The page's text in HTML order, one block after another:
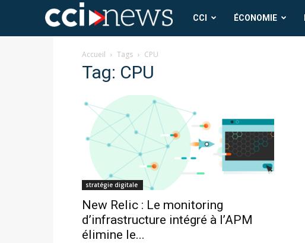
CCICCI ÉCONOMIE
Accueil Tags CPU
Tag: CPU
stratégie digitale
New Relic : Le monitoring
d’infrastructure intégré à l’APM
élimine le...